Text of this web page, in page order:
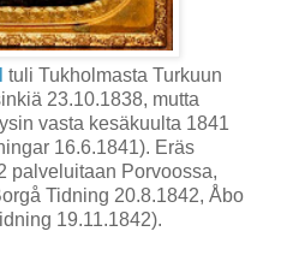
tuli Tukholmasta Turkuun
23.10.1838, mutta
vasta kesäkuulta 1841
16.6.1841). Eräs
palveluitaan Porvoossa,
Tidning 20.8.1842, Åbo
19.11.1842).